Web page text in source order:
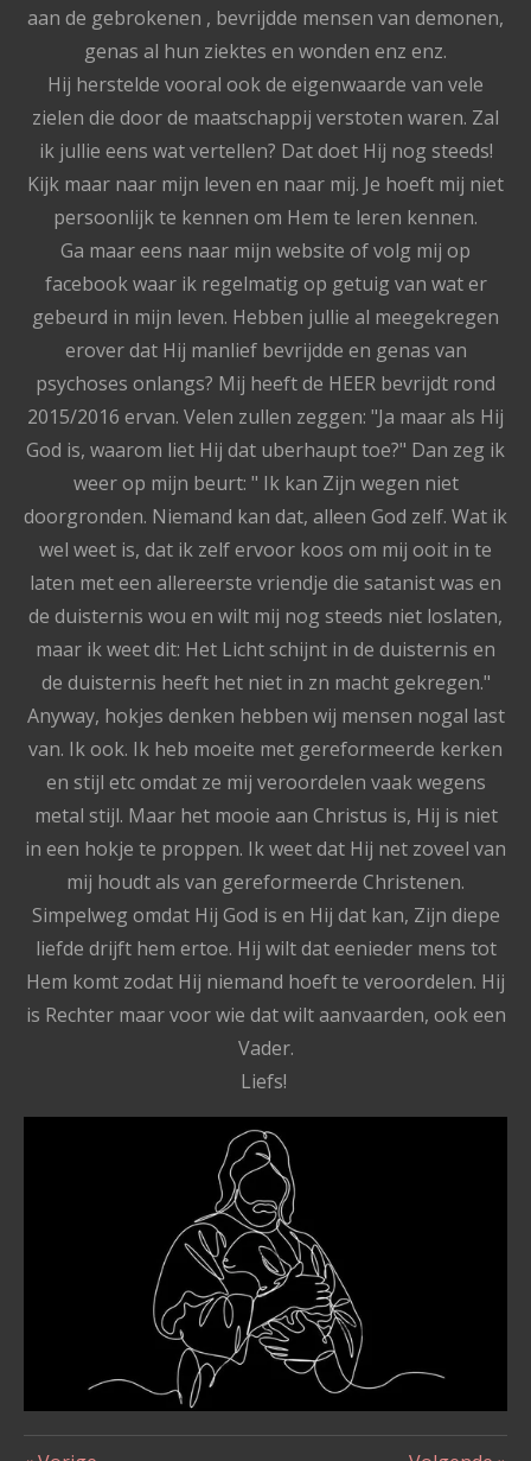
aan de gebrokenen , bevrijdde mensen van demonen,
genas al hun ziektes en wonden enz enz.
Hij herstelde vooral ook de eigenwaarde van vele
zielen die door de maatschappij verstoten waren. Zal
ik jullie eens wat vertellen? Dat doet Hij nog steeds!
Kijk maar naar mijn leven en naar mij. Je hoeft mij niet
persoonlijk te kennen om Hem te leren kennen.
Ga maar eens naar mijn website of volg mij op
facebook waar ik regelmatig op getuig van wat er
gebeurd in mijn leven. Hebben jullie al meegekregen
erover dat Hij manlief bevrijdde en genas van
psychoses onlangs? Mij heeft de HEER bevrijdt rond
2015/2016 ervan. Velen zullen zeggen: "Ja maar als Hij
God is, waarom liet Hij dat uberhaupt toe?" Dan zeg ik
weer op mijn beurt: " Ik kan Zijn wegen niet
doorgronden. Niemand kan dat, alleen God zelf. Wat ik
wel weet is, dat ik zelf ervoor koos om mij ooit in te
laten met een allereerste vriendje die satanist was en
de duisternis wou en wilt mij nog steeds niet loslaten,
maar ik weet dit: Het Licht schijnt in de duisternis en
de duisternis heeft het niet in zn macht gekregen."
Anyway, hokjes denken hebben wij mensen nogal last
van. Ik ook. Ik heb moeite met gereformeerde kerken
en stijl etc omdat ze mij veroordelen vaak wegens
metal stijl. Maar het mooie aan Christus is, Hij is niet
in een hokje te proppen. Ik weet dat Hij net zoveel van
mij houdt als van gereformeerde Christenen.
Simpelweg omdat Hij God is en Hij dat kan, Zijn diepe
liefde drijft hem ertoe. Hij wilt dat eenieder mens tot
Hem komt zodat Hij niemand hoeft te veroordelen. Hij
is Rechter maar voor wie dat wilt aanvaarden, ook een
Vader.
Liefs!